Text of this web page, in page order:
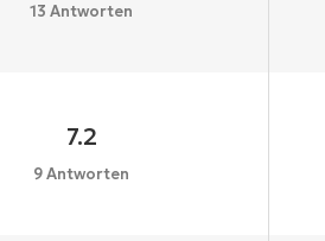
13 Antworten
7.2
9 Antworten